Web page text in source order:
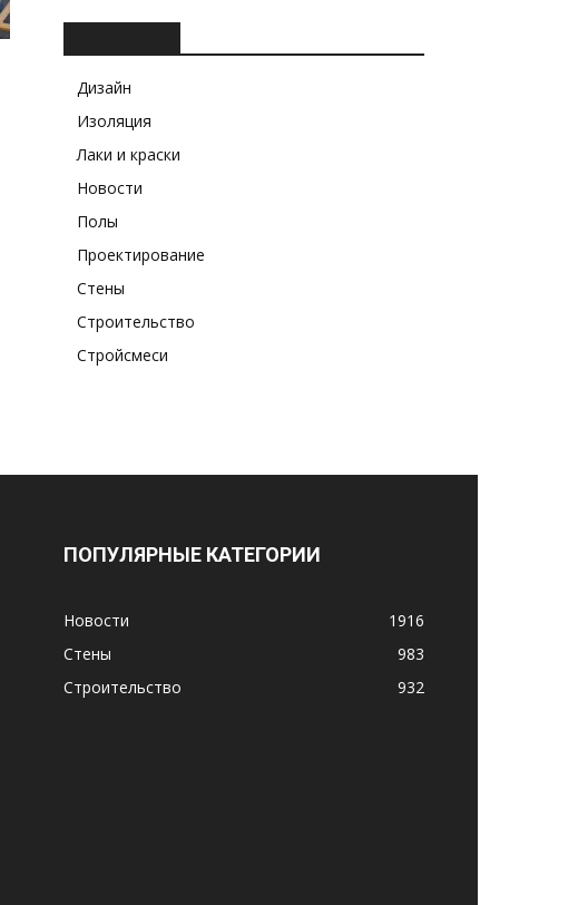
Дизайн
Изоляция
Лаки и краски
Новости
Полы
Проектирование
Стены
Строительство
Стройсмеси
ПОПУЛЯРНЫЕ КАТЕГОРИИ
Новости
1916
Стены
983
Строительство
932